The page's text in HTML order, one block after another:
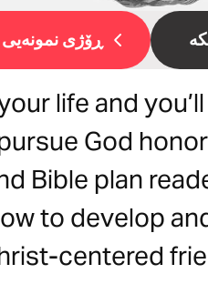
ڕۆژی نمونەیی 1
life and
God
Bible plan
to develop
centered